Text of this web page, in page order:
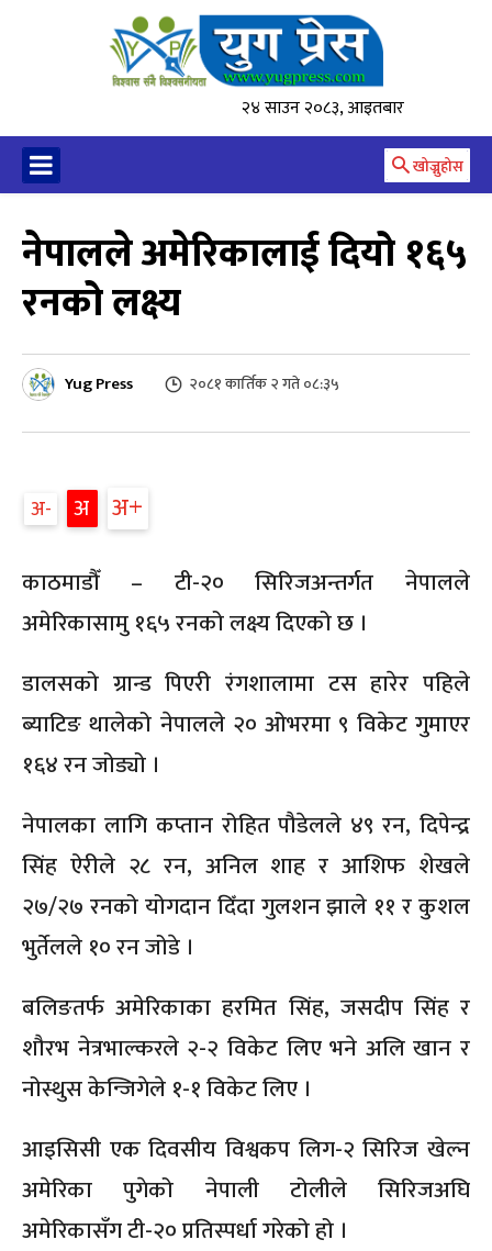
२४ साउन २०८३, आइतबार
खोज्नुहोस
नेपालले अमेरिकालाई दियो १६५
रनको लक्ष्य
Yug Press २०८१ कार्तिक २ गते ०८:३५
अ अ अ
काठमाडौँ – टी-२० सिरिजअन्तर्गत नेपालले
अमेरिकासामु १६५ रनको लक्ष्य दिएको छ ।
डालसको ग्रान्ड पिएरी रंगशालामा टस हारेर पहिले
ब्याटिङ थालेको नेपालले २० ओभरमा ९ विकेट गुमाएर
१६४ रन जोड्यो ।
नेपालका लागि कप्तान रोहित पौडेलले ४९ रन, दिपेन्द्र
सिंह ऐरीले २८ रन, अनिल शाह र आशिफ शेखले
२७/२७ रनको योगदान दिँदा गुलशन झाले ११ र कुशल
भुर्तेलले १० रन जोडे ।
बलिङतर्फ अमेरिकाका हरमित सिंह, जसदीप सिंह र
शौरभ नेत्रभाल्करले २-२ विकेट लिए भने अलि खान र
नोस्थुस केन्जिगेले १-१ विकेट लिए ।
आइसिसी एक दिवसीय विश्वकप लिग-२ सिरिज खेल्न
अमेरिका पुगेको नेपाली टोलीले सिरिजअघि
अमेरिकासँग टी-२० प्रतिस्पर्धा गरेको हो ।